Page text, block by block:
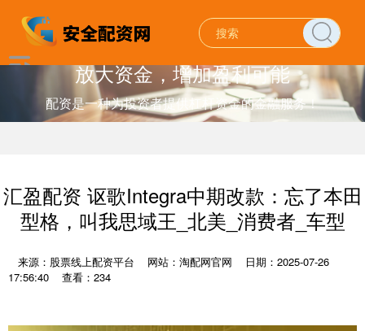
放大资金，增加盈利可能
配资是一种为投资者提供杠杆资金的金融服务！
汇盈配资 讴歌Integra中期改款：忘了本田
型格，叫我思域王_北美_消费者_车型
来源：股票线上配资平台 网站：淘配网官网
日期：2025-07-26
17:56:40
查看：234